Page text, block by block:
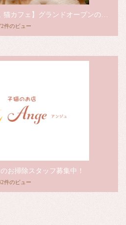
フェ】グランドオープンのお知らせ
件のビュー
お掃除スタッフ募集中！
件のビュー